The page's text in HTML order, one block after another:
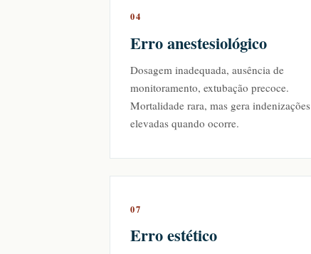
04
Erro anestesiológico
Dosagem inadequada, ausência de
monitoramento, extubação precoce.
Mortalidade rara, mas gera indenizações
elevadas quando ocorre.
07
Erro estético